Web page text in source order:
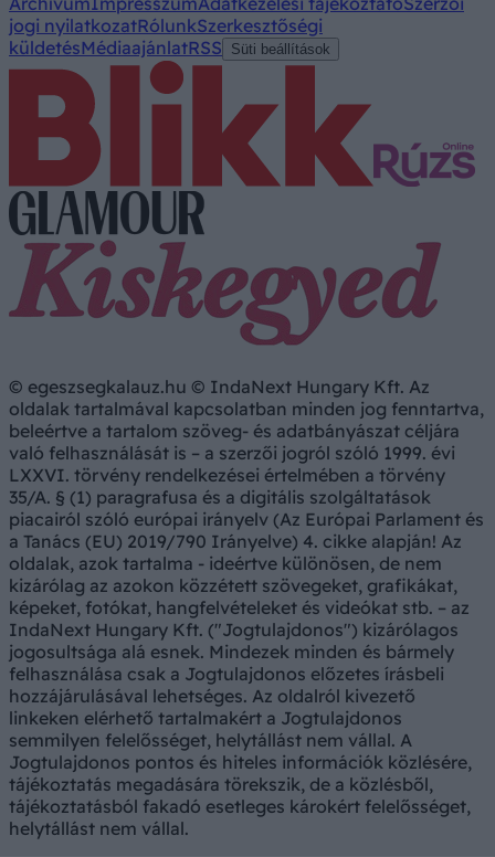
jogi nyilatkozatRólunkSzerkesztőségi
küldetésMédiaajánlatRSS Süti beállítások
© egeszsegkalauz.hu © IndaNext Hungary Kft. Az
oldalak tartalmával kapcsolatban minden jog fenntartva,
beleértve a tartalom szöveg- és adatbányászat céljára
való felhasználását is – a szerzői jogról szóló 1999. évi
LXXVI. törvény rendelkezései értelmében a törvény
35/A. § (1) paragrafusa és a digitális szolgáltatások
piacairól szóló európai irányelv (Az Európai Parlament és
a Tanács (EU) 2019/790 Irányelve) 4. cikke alapján! Az
oldalak, azok tartalma - ideértve különösen, de nem
kizárólag az azokon közzétett szövegeket, grafikákat,
képeket, fotókat, hangfelvételeket és videókat stb. – az
IndaNext Hungary Kft. ("Jogtulajdonos") kizárólagos
jogosultsága alá esnek. Mindezek minden és bármely
felhasználása csak a Jogtulajdonos előzetes írásbeli
hozzájárulásával lehetséges. Az oldalról kivezető
linkeken elérhető tartalmakért a Jogtulajdonos
semmilyen felelősséget, helytállást nem vállal. A
Jogtulajdonos pontos és hiteles információk közlésére,
tájékoztatás megadására törekszik, de a közlésből,
tájékoztatásból fakadó esetleges károkért felelősséget,
helytállást nem vállal.